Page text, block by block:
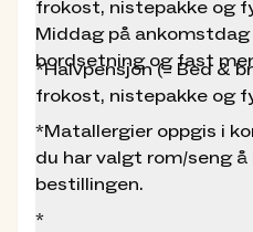
600 turisthytter i hele
utgjør ca. 30%. Utenom
selvbetjent og må låses
Du må være medlem for
Turer og
Området rundt hytta
frokost, nistepakke og
Middag på ankomstdag
bordsetning og fast
*Halvpensjon (= Bed &
frokost, nistepakke og
*Matallergier oppgis i
du har valgt rom/seng å
bestillingen.
*